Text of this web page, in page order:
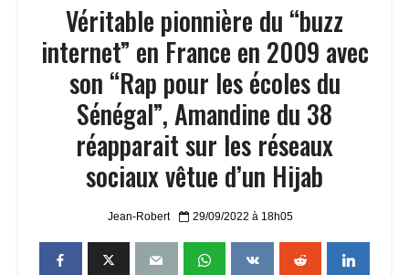
Véritable pionnière du “buzz
internet” en France en 2009 avec
son “Rap pour les écoles du
Sénégal”, Amandine du 38
réapparait sur les réseaux
sociaux vêtue d’un Hijab
Jean-Robert 29/09/2022 à 18h05